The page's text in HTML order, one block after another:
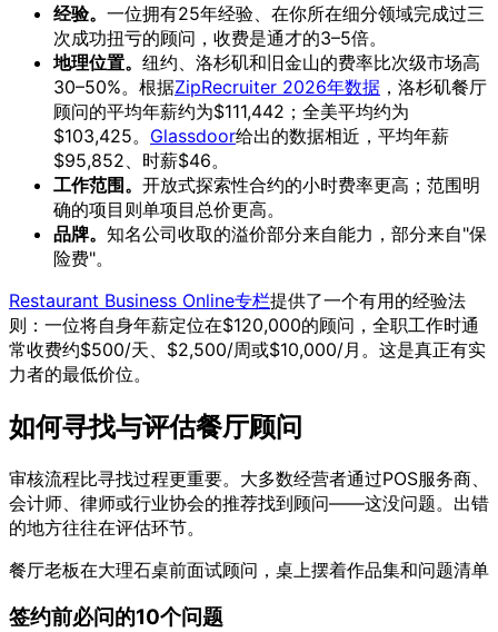
经验。 一位拥有25年经验、在你所在细分领域完成过三
次成功扭亏的顾问，收费是通才的3–5倍。
地理位置。 纽约、洛杉矶和旧金山的费率比次级市场高
30–50%。根据ZipRecruiter 2026年数据 ，洛杉矶餐厅
顾问的平均年薪约为$111,442；全美平均约为
$103,425。 Glassdoor给出的数据相近，平均年薪
$95,852、时薪$46。
工作范围。 开放式探索性合约的小时费率更高；范围明
确的项目则单项目总价更高。
品牌。 知名公司收取的溢价部分来自能力，部分来自"保
险费"。
Restaurant Business Online专栏提供了一个有用的经验法
则：一位将自身年薪定位在$120,000的顾问，全职工作时通
常收费约$500/天、$2,500/周或$10,000/月。这是真正有实
力者的最低价位。
如何寻找与评估餐厅顾问
审核流程比寻找过程更重要。大多数经营者通过POS服务商、
会计师、律师或行业协会的推荐找到顾问——这没问题。出错
的地方往往在评估环节。
餐厅老板在大理石桌前面试顾问，桌上摆着作品集和问题清单
签约前必问的10个问题